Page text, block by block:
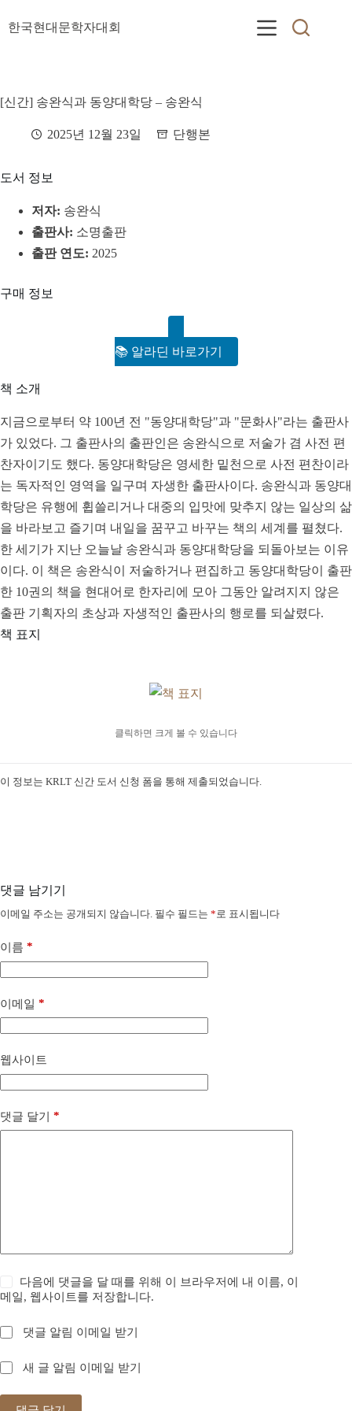
문
뛰
한국현대문학자대회
[신간] 송완식과 동양대학당 – 송완식
2025년 12월 23일 단행본
도서 정보
저자: 송완식
출판사: 소명출판
출판 연도: 2025
구매 정보
📚 알라딘 바로가기
책 소개
지금으로부터 약 100년 전 "동양대학당"과 "문화사"라는 출판사
가 있었다. 그 출판사의 출판인은 송완식으로 저술가 겸 사전 편
찬자이기도 했다. 동양대학당은 영세한 밑천으로 사전 편찬이라
는 독자적인 영역을 일구며 자생한 출판사이다. 송완식과 동양대
학당은 유행에 휩쓸리거나 대중의 입맛에 맞추지 않는 일상의 삶
을 바라보고 즐기며 내일을 꿈꾸고 바꾸는 책의 세계를 펼쳤다.
한 세기가 지난 오늘날 송완식과 동양대학당을 되돌아보는 이유
이다. 이 책은 송완식이 저술하거나 편집하고 동양대학당이 출판
한 10권의 책을 현대어로 한자리에 모아 그동안 알려지지 않은
출판 기획자의 초상과 자생적인 출판사의 행로를 되살렸다.
책 표지
클릭하면 크게 볼 수 있습니다
이 정보는 KRLT 신간 도서 신청 폼을 통해 제출되었습니다.
댓글 남기기
이메일 주소는 공개되지 않습니다. 필수 필드는 *로 표시됩니다
이름 *
이메일 *
웹사이트
댓글 달기 *
다음에 댓글을 달 때를 위해 이 브라우저에 내 이름, 이
메일, 웹사이트를 저장합니다.
댓글 알림 이메일 받기
새 글 알림 이메일 받기